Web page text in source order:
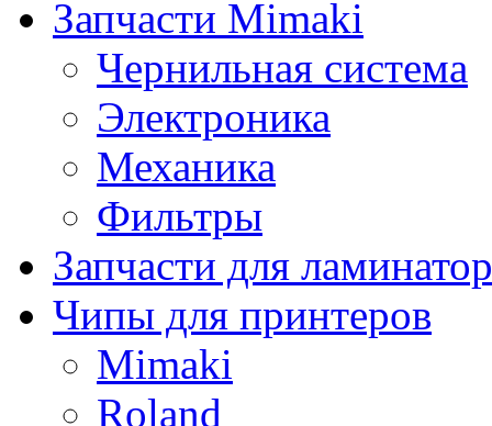
Запчасти Mimaki
Чернильная система
Электроника
Механика
Фильтры
Запчасти для
Чипы для принтеров
Mimaki
Roland